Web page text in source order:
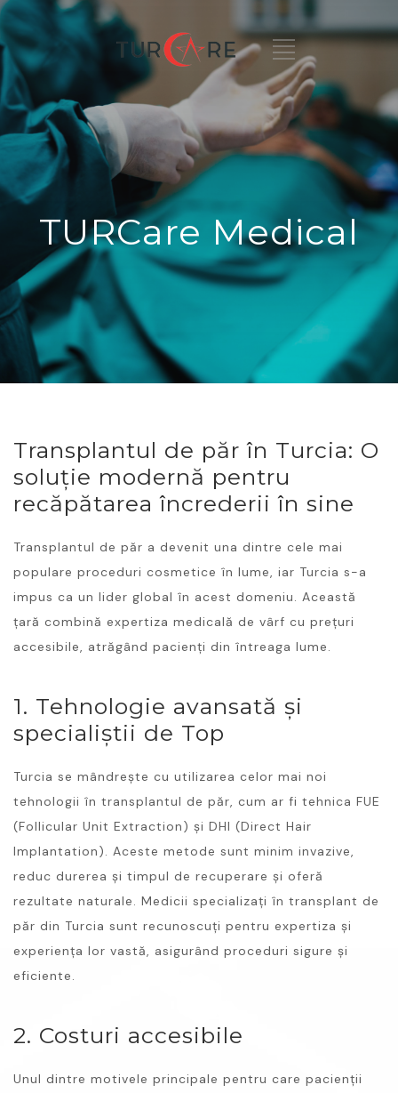
TURCare Medical
Transplantul de păr în Turcia: O
soluție modernă pentru
recăpătarea încrederii în sine
Transplantul de păr a devenit una dintre cele mai
populare proceduri cosmetice în lume, iar Turcia s-a
impus ca un lider global în acest domeniu. Această
țară combină expertiza medicală de vârf cu prețuri
accesibile, atrăgând pacienți din întreaga lume.
1. Tehnologie avansată și
specialiștii de Top
Turcia se mândrește cu utilizarea celor mai noi
tehnologii în transplantul de păr, cum ar fi tehnica FUE
(Follicular Unit Extraction) și DHI (Direct Hair
Implantation). Aceste metode sunt minim invazive,
reduc durerea și timpul de recuperare și oferă
rezultate naturale. Medicii specializați în transplant de
păr din Turcia sunt recunoscuți pentru expertiza și
experiența lor vastă, asigurând proceduri sigure și
eficiente.
2. Costuri accesibile
Unul dintre motivele principale pentru care pacienții